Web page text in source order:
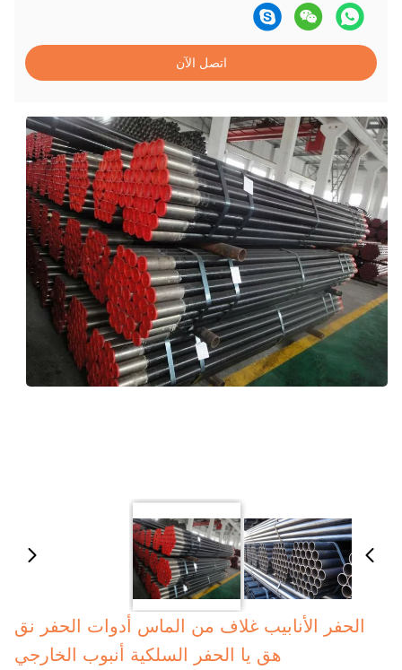
اتصل الآن
الحفر الأنابيب غلاف من الماس أدوات الحفر نق
هق يا الحفر السلكية أنبوب الخارجي